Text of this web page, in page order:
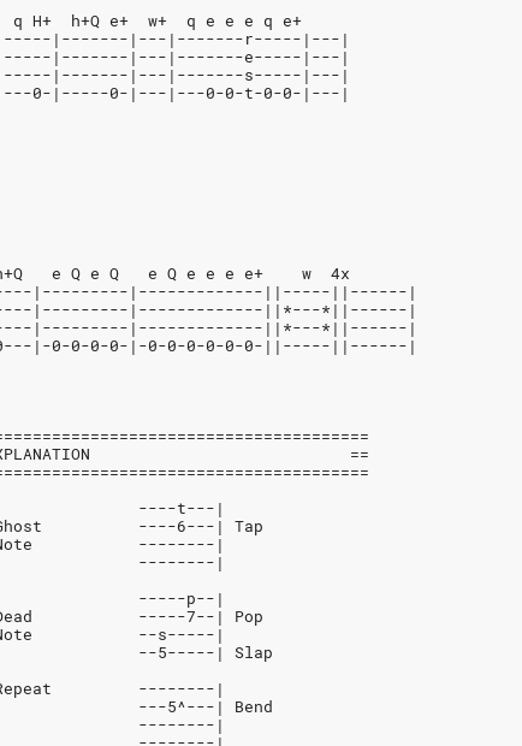
q H+  h+Q e+  w+  q e e e q e+
|-------|---|-------r-----|---|
|-------|---|-------e-----|---|
|-------|---|-------s-----|---|
0-|-----0-|---|---0-0-t-0-0-|---|
e Q e Q   e Q e e e e+    w  4x
|---------|-------------||-----||------|
|---------|-------------||*---*||------|
|---------|-------------||*---*||------|
|-0-0-0-0-|-0-0-0-0-0-0-||-----||------|
==
----t---|
----6---| Tap
--------|
--------|
-----p--|
-----7--| Pop
--s-----|
--5-----| Slap
--------|
---5^---| Bend
--------|